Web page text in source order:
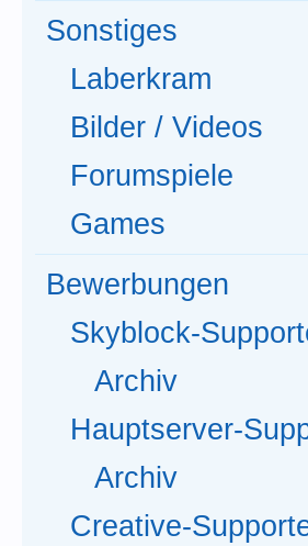
Sonstiges
Laberkram
Bilder / Videos
Forumspiele
Games
Bewerbungen
Skyblock-
Archiv
Hauptserver-
Archiv
Creative-